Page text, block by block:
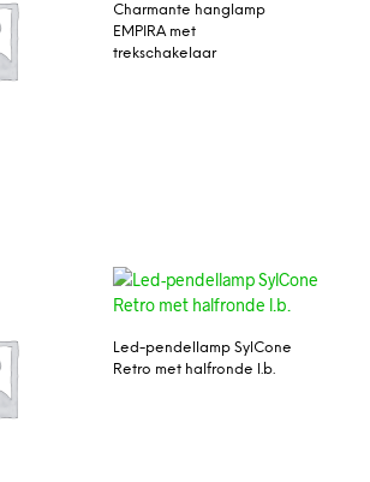
Charmante hanglamp
EMPIRA met
trekschakelaar
Led-pendellamp SylCone
Retro met halfronde l.b.